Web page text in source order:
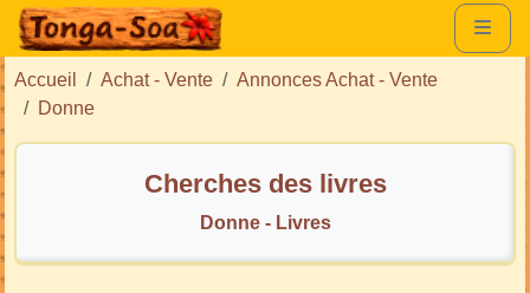
Accueil Achat - Vente
Annonces Achat - Vente
Donne
Cherches des livres
Donne - Livres